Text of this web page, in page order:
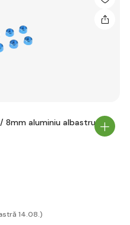
8mm aluminiu albastru
14.08.)